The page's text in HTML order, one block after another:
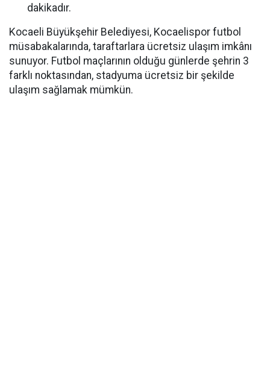
dakikadır.
Kocaeli Büyükşehir Belediyesi, Kocaelispor futbol
müsabakalarında, taraftarlara ücretsiz ulaşım imkânı
sunuyor. Futbol maçlarının olduğu günlerde şehrin 3
farklı noktasından, stadyuma ücretsiz bir şekilde
ulaşım sağlamak mümkün.